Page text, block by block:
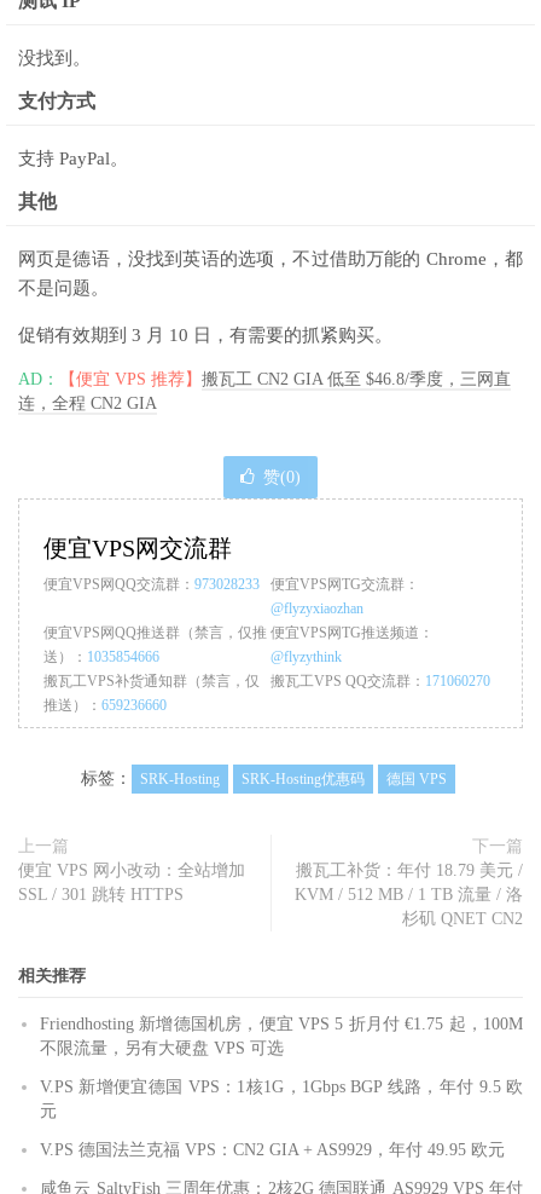
没找到。
支付方式
支持 PayPal。
其他
网页是德语，没找到英语的选项，不过借助万能的 Chrome，都
不是问题。
促销有效期到 3 月 10 日，有需要的抓紧购买。
AD： 【便宜 VPS 推荐】 搬瓦工 CN2 GIA 低至 $46.8/季度，三网直
连，全程 CN2 GIA
赞(0)
便宜VPS网交流群
便宜VPS网QQ交流群： 973028233
便宜VPS网TG交流群：
@flyzyxiaozhan
便宜VPS网QQ推送群（禁言，仅推
送）： 1035854666
便宜VPS网TG推送频道：
@flyzythink
搬瓦工VPS补货通知群（禁言，仅
推送）： 659236660
搬瓦工VPS QQ交流群： 171060270
标签： SRK-Hosting SRK-Hosting优惠码 德国 VPS
上一篇
便宜 VPS 网小改动：全站增加
SSL / 301 跳转 HTTPS
下一篇
搬瓦工补货：年付 18.79 美元 /
KVM / 512 MB / 1 TB 流量 / 洛
杉矶 QNET CN2
相关推荐
Friendhosting 新增德国机房，便宜 VPS 5 折月付 €1.75 起，100M
不限流量，另有大硬盘 VPS 可选
V.PS 新增便宜德国 VPS：1核1G，1Gbps BGP 线路，年付 9.5 欧
元
V.PS 德国法兰克福 VPS：CN2 GIA + AS9929，年付 49.95 欧元
咸鱼云 SaltyFish 三周年优惠：2核2G 德国联通 AS9929 VPS 年付